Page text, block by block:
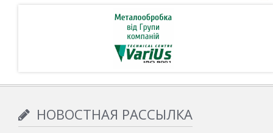
НОВОСТНАЯ РАССЫЛКА